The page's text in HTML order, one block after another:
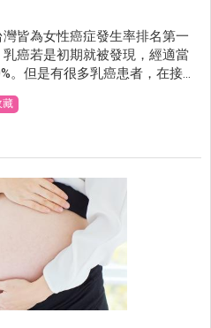
皆為女性癌症發生率排名第一
癌若是初期就被發現，經適當
。但是有很多乳癌患者，在接
更年期「陰道萎縮症」的症
痛、頻尿，以及尿失禁等困
藏